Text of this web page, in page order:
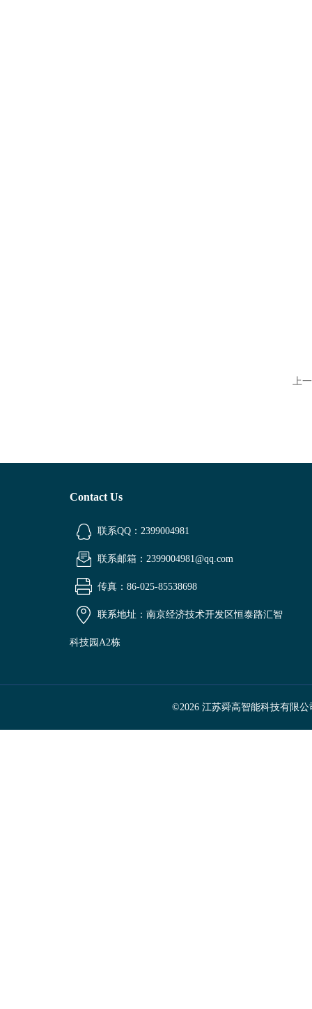
上
Contact Us
联系QQ：2399004981
联系邮箱：2399004981@qq.com
传真：86-025-85538698
联系地址：南京经济技术开发区恒泰路汇智
科技园A2栋
©2026 江苏舜高智能科技有限